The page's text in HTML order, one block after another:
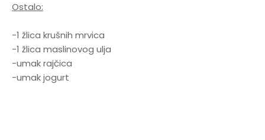
Ostalo:
-1 žlica krušnih mrvica
-1 žlica maslinovog ulja
-umak rajčica
-umak jogurt